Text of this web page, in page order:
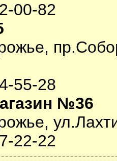
00-82
55-28
№36
22-22